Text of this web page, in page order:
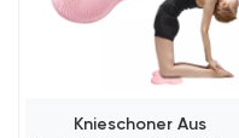
Knieschoner Aus